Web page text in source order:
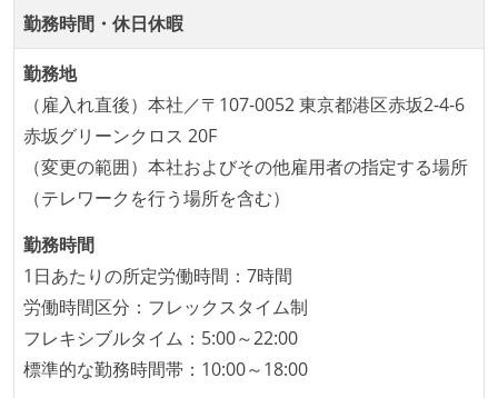
CTO またはそれに準じる、技術やワークフローの標準
化を行う役割の人・部門が存在する
取締役（社内）または執行役員として、エンジニアリ
ング部門の人間が経営に参加している
エンジニアが自発的に外部のイベントやカンファレン
スに登壇している
最新技術を追いかけるための社内勉強会が定期開催さ
れ、参加者が自主的に参加している
労働環境の自由度
週2日リモート勤務のハイブリットワーク（週3出社）
業務時間中に中抜けできる制度がある
2年以内に未就学児を子育てしながら働いていたエン
勤務時間・休日休暇
勤務地
（雇入れ直後）本社／〒107-0052 東京都港区赤坂2-4-6
赤坂グリーンクロス 20F
（変更の範囲）本社およびその他雇用者の指定する場所
（テレワークを行う場所を含む）
勤務時間
1日あたりの所定労働時間：7時間
労働時間区分：フレックスタイム制
フレキシブルタイム：5:00～22:00
標準的な勤務時間帯：10:00～18:00